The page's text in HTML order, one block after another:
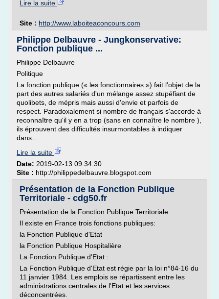
Lire la suite
Site : http://www.laboiteaconcours.com
Philippe Delbauvre - Jungkonservative:
Fonction publique ...
Philippe Delbauvre
Politique
La fonction publique (« les fonctionnaires ») fait l'objet de la
part des autres salariés d'un mélange assez stupéfiant de
quolibets, de mépris mais aussi d'envie et parfois de
respect. Paradoxalement si nombre de français s'accorde à
reconnaître qu'il y en a trop (sans en connaître le nombre ),
ils éprouvent des difficultés insurmontables à indiquer
dans...
Lire la suite
Date: 2019-02-13 09:34:30
Site : http://philippedelbauvre.blogspot.com
Présentation de la Fonction Publique
Territoriale - cdg50.fr
Présentation de la Fonction Publique Territoriale
Il existe en France trois fonctions publiques:
la Fonction Publique d'Etat
la Fonction Publique Hospitalière
La Fonction Publique d'Etat :
La Fonction Publique d'Etat est régie par la loi n°84-16 du
11 janvier 1984. Les emplois se répartissent entre les
administrations centrales de l'Etat et les services
déconcentrées.